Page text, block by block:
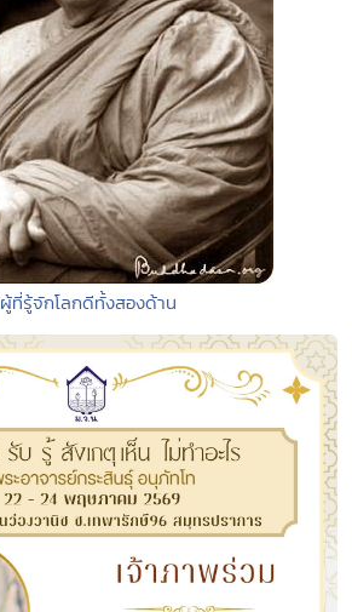
ที่รู้จักโลกดีทั้งสองด้าน